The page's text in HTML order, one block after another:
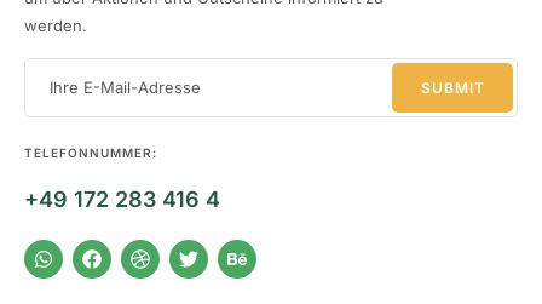
werden.
TELEFONNUMMER:
+49 172 283 416 4